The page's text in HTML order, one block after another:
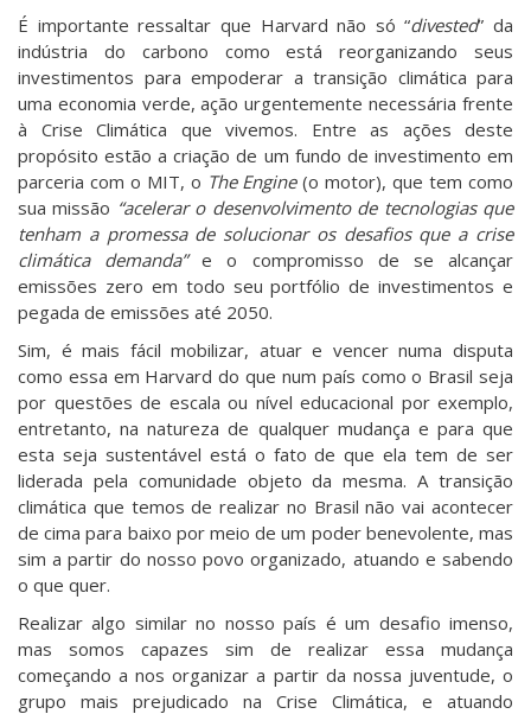
É importante ressaltar que Harvard não só “divested” da
indústria do carbono como está reorganizando seus
investimentos para empoderar a transição climática para
uma economia verde, ação urgentemente necessária frente
à Crise Climática que vivemos. Entre as ações deste
propósito estão a criação de um fundo de investimento em
parceria com o MIT, o The Engine(o motor), que tem como
sua missão “acelerar o desenvolvimento de tecnologias que
tenham a promessa de solucionar os desafios que a crise
climática demanda”e o compromisso de se alcançar
emissões zero em todo seu portfólio de investimentos e
pegada de emissões até 2050.
Sim, é mais fácil mobilizar, atuar e vencer numa disputa
como essa em Harvard do que num país como o Brasil seja
por questões de escala ou nível educacional por exemplo,
entretanto, na natureza de qualquer mudança e para que
esta seja sustentável está o fato de que ela tem de ser
liderada pela comunidade objeto da mesma. A transição
climática que temos de realizar no Brasil não vai acontecer
de cima para baixo por meio de um poder benevolente, mas
sim a partir do nosso povo organizado, atuando e sabendo
o que quer.
Realizar algo similar no nosso país é um desafio imenso,
mas somos capazes sim de realizar essa mudança
começando a nos organizar a partir da nossa juventude, o
grupo mais prejudicado na Crise Climática, e atuando